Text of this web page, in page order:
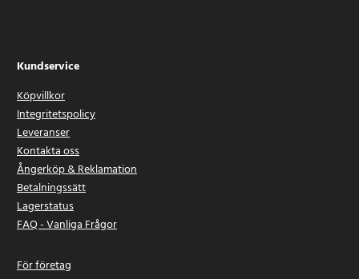
Kundservice
Köpvillkor
Integritetspolicy
Leveranser
Kontakta oss
Ångerköp & Reklamation
Betalningssätt
Lagerstatus
FAQ - Vanliga Frågor
För företag